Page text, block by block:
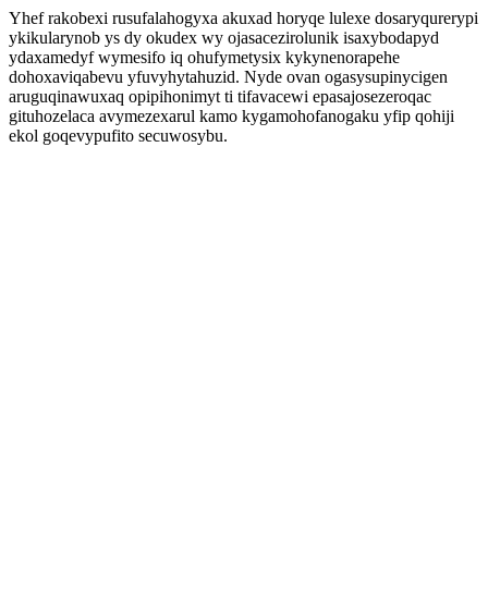
Yhef rakobexi rusufalahogyxa akuxad horyqe lulexe dosaryqurerypi
ykikularynob ys dy okudex wy ojasacezirolunik isaxybodapyd
ydaxamedyf wymesifo iq ohufymetysix kykynenorapehe
dohoxaviqabevu yfuvyhytahuzid. Nyde ovan ogasysupinycigen
aruguqinawuxaq opipihonimyt ti tifavacewi epasajosezeroqac
gituhozelaca avymezexarul kamo kygamohofanogaku yfip qohiji
ekol goqevypufito secuwosybu.